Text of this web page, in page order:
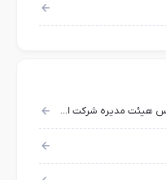
آیا صدور کارت بازرگانی حقوقی برای رئیس هیئت مدیره شرکت امکان پذیر است؟